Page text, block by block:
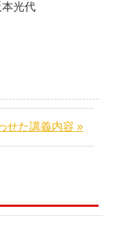
せた講義内容 »